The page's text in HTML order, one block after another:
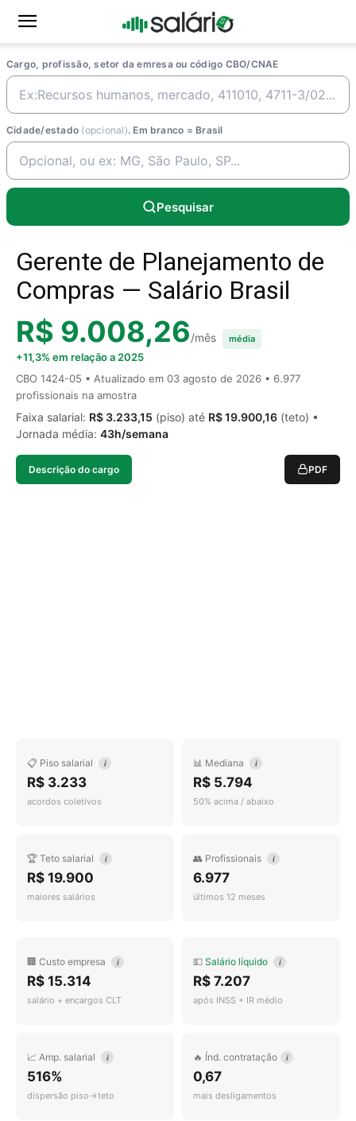
Cargo, profissão, setor da emresa ou código CBO/CNAE
Cidade/estado (opcional). Em branco = Brasil
Pesquisar
Gerente de Planejamento de
Compras — Salário Brasil
R$ 9.008,26/mês média
+11,3% em relação a 2025
CBO 1424-05 • Atualizado em 03 agosto de 2026 • 6.977
profissionais na amostra
Faixa salarial: R$ 3.233,15 (piso) até R$ 19.900,16 (teto) •
Jornada média: 43h/semana
Descrição do cargo PDF
📋 Piso salarial i
R$ 3.233
acordos coletivos
📊 Mediana i
R$ 5.794
50% acima / abaixo
🏆 Teto salarial i
R$ 19.900
maiores salários
👥 Profissionais i
6.977
últimos 12 meses
🏢 Custo empresa i
R$ 15.314
salário + encargos CLT
💵 Salário líquido i
R$ 7.207
após INSS + IR médio
📈 Amp. salarial i
516%
dispersão piso→teto
🔥 Índ. contratação i
0,67
mais desligamentos